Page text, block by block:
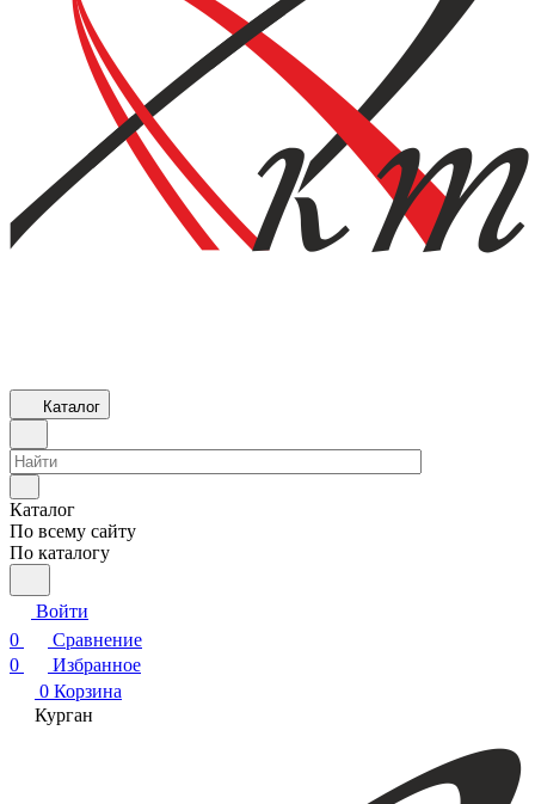
Каталог
Каталог
По всему сайту
По каталогу
Войти
0
Сравнение
0
Избранное
0 Корзина
Курган